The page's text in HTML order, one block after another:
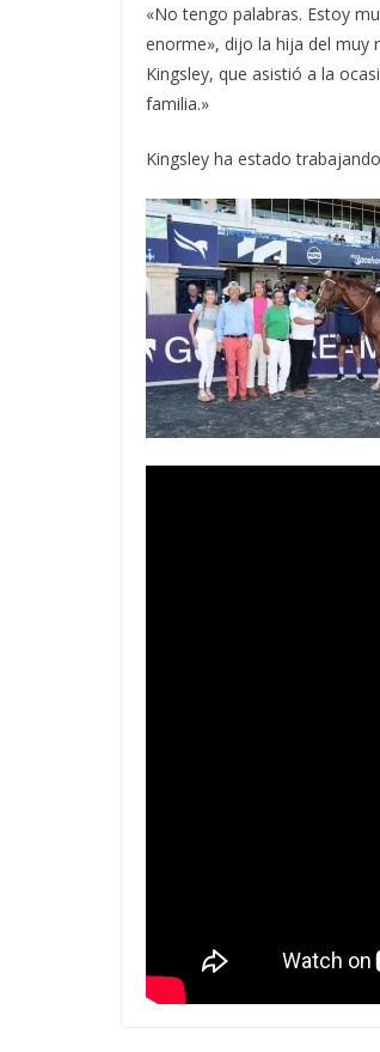
«No tengo palabras. Estoy
enorme», dijo la hija del muy
Kingsley, que asistió a la
familia.»
Kingsley ha estado